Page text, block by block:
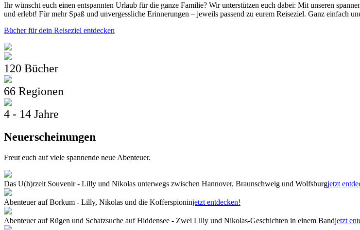
Ihr wünscht euch einen entspannten Urlaub für die ganze Familie? Wir unterstützen euch dabei: Mit unseren
und erlebt! Für mehr Spaß und unvergessliche Erinnerungen – jeweils passend zu eurem Reiseziel. Ganz einfach
Bücher für dein Reiseziel entdecken
120 Bücher
66 Regionen
4 - 14 Jahre
Neuerscheinungen
Freut euch auf viele spannende neue Abenteuer.
Das U(h)rzeit Souvenir - Lilly und Nikolas unterwegs zwischen Hannover, Braunschweig und Wolfsburgjetzt
Abenteuer auf Borkum - Lilly, Nikolas und die Kofferspioninjetzt entdecken!
Abenteuer auf Rügen und Schatzsuche auf Hiddensee - Zwei Lilly und Nikolas-Geschichten in einem Bandjetzt